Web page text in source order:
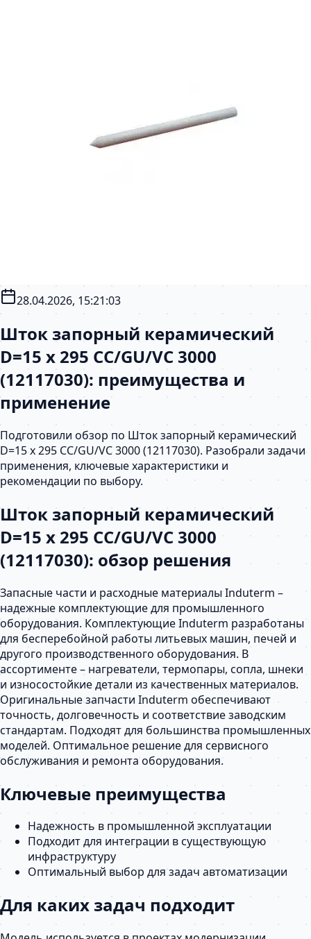
28.04.2026, 15:21:03
Шток запорный керамический
D=15 х 295 CC/GU/VC 3000
(12117030): преимущества и
применение
Подготовили обзор по Шток запорный керамический
D=15 х 295 CC/GU/VC 3000 (12117030). Разобрали задачи
применения, ключевые характеристики и
рекомендации по выбору.
Шток запорный керамический
D=15 х 295 CC/GU/VC 3000
(12117030): обзор решения
Запасные части и расходные материалы Induterm –
надежные комплектующие для промышленного
оборудования. Комплектующие Induterm разработаны
для бесперебойной работы литьевых машин, печей и
другого производственного оборудования. В
ассортименте – нагреватели, термопары, сопла, шнеки
и износостойкие детали из качественных материалов.
Оригинальные запчасти Induterm обеспечивают
точность, долговечность и соответствие заводским
стандартам. Подходят для большинства промышленных
моделей. Оптимальное решение для сервисного
обслуживания и ремонта оборудования.
Ключевые преимущества
Надежность в промышленной эксплуатации
Подходит для интеграции в существующую
инфраструктуру
Оптимальный выбор для задач автоматизации
Для каких задач подходит